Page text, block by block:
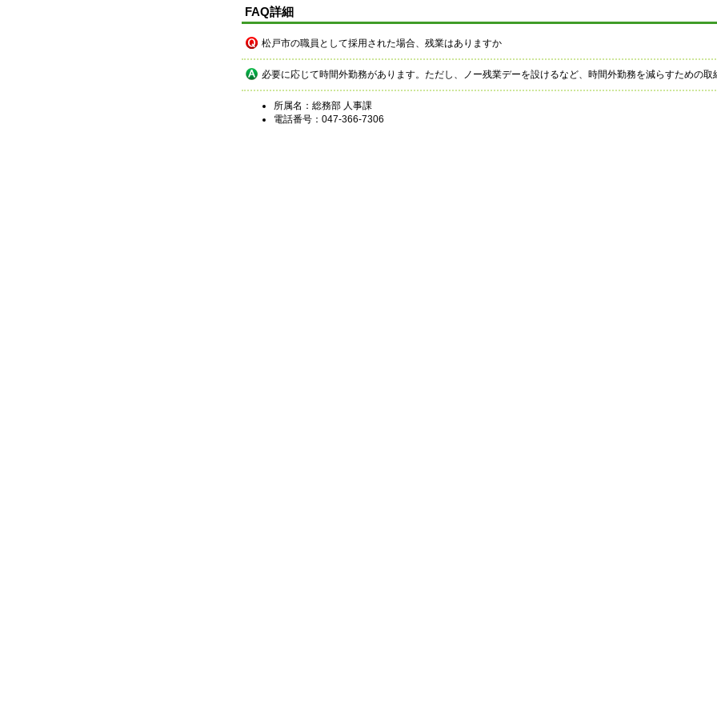
FAQ詳細
松戸市の職員として採用された場合、残業はありますか
必要に応じて時間外勤務があります。ただし、ノー残業デーを設けるなど、時間外勤務を減らすための取
所属名：総務部 人事課
電話番号：047-366-7306